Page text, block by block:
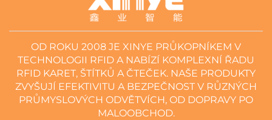
OD ROKU 2008 JE XINYE PRŮKOPNÍKEM V
TECHNOLOGII RFID A NABÍZÍ KOMPLEXNÍ ŘADU
RFID KARET, ŠTÍTKŮ A ČTEČEK. NAŠE PRODUKTY
ZVYŠUJÍ EFEKTIVITU A BEZPEČNOST V RŮZNÝCH
PRŮMYSLOVÝCH ODVĚTVÍCH, OD DOPRAVY PO
MALOOBCHOD.